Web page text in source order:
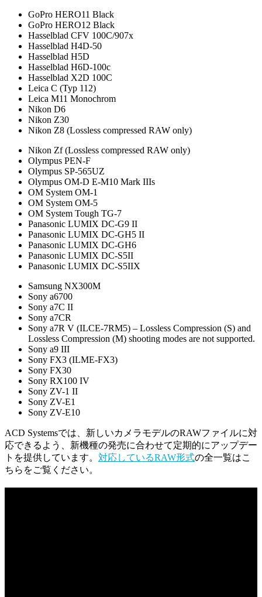
GoPro HERO11 Black
GoPro HERO12 Black
Hasselblad CFV 100C/907x
Hasselblad H4D-50
Hasselblad H5D
Hasselblad H6D-100c
Hasselblad X2D 100C
Leica C (Typ 112)
Leica M11 Monochrom
Nikon D6
Nikon Z30
Nikon Z8 (Lossless compressed RAW only)
Nikon Zf (Lossless compressed RAW only)
Olympus PEN-F
Olympus SP-565UZ
Olympus OM-D E-M10 Mark IIIs
OM System OM-1
OM System OM-5
OM System Tough TG-7
Panasonic LUMIX DC-G9 II
Panasonic LUMIX DC-GH5 II
Panasonic LUMIX DC-GH6
Panasonic LUMIX DC-S5II
Panasonic LUMIX DC-S5IIX
Samsung NX300M
Sony a6700
Sony a7C II
Sony a7CR
Sony a7R V (ILCE-7RM5) – Lossless Compression (S) and
Lossless Compression (M) shooting modes are not supported.
Sony a9 III
Sony FX3 (ILME-FX3)
Sony FX30
Sony RX100 IV
Sony ZV-1 II
Sony ZV-E1
Sony ZV-E10
ACD Systemsでは、新しいカメラモデルのRAWファイルに対
応できるよう、新機種の発売に合わせて定期的にアップデー
トを提供しています。 対応しているRAW形式の全一覧はこ
ちらをご覧ください。